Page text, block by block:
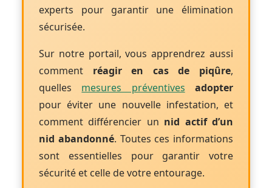
experts pour garantir une élimination
sécurisée.
Sur notre portail, vous apprendrez aussi
comment réagir en cas de piqûre,
quelles mesures préventives adopter
pour éviter une nouvelle infestation, et
comment différencier un nid actif d’un
nid abandonné. Toutes ces informations
sont essentielles pour garantir votre
sécurité et celle de votre entourage.